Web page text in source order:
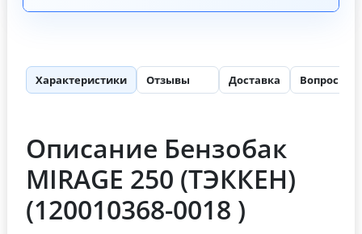
Характеристики Отзывы Доставка Вопросы
Описание Бензобак
MIRAGE 250 (ТЭККЕН)
(120010368-0018 )